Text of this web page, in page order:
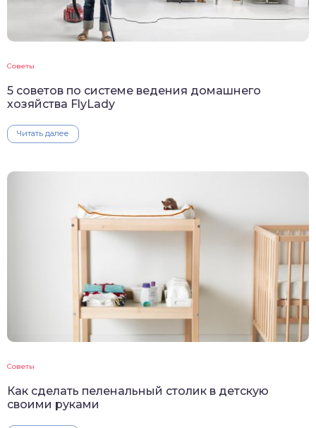
Советы
5 советов по системе ведения домашнего
хозяйства FlyLady
Читать далее
Советы
Как сделать пеленальный столик в детскую
своими руками